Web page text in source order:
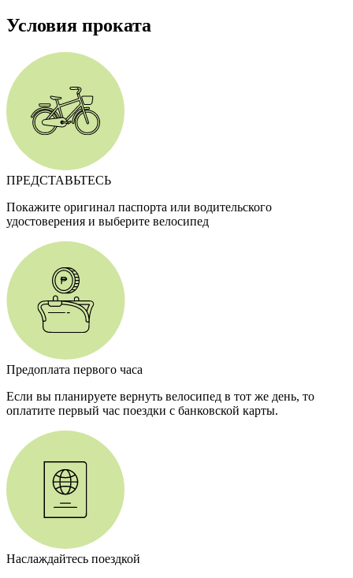
Условия проката
ПРЕДСТАВЬТЕСЬ
Покажите оригинал паспорта или водительского
удостоверения и выберите велосипед
Предоплата первого часа
Если вы планируете вернуть велосипед в тот же день, то
оплатите первый час поездки с банковской карты.
Наслаждайтесь поездкой